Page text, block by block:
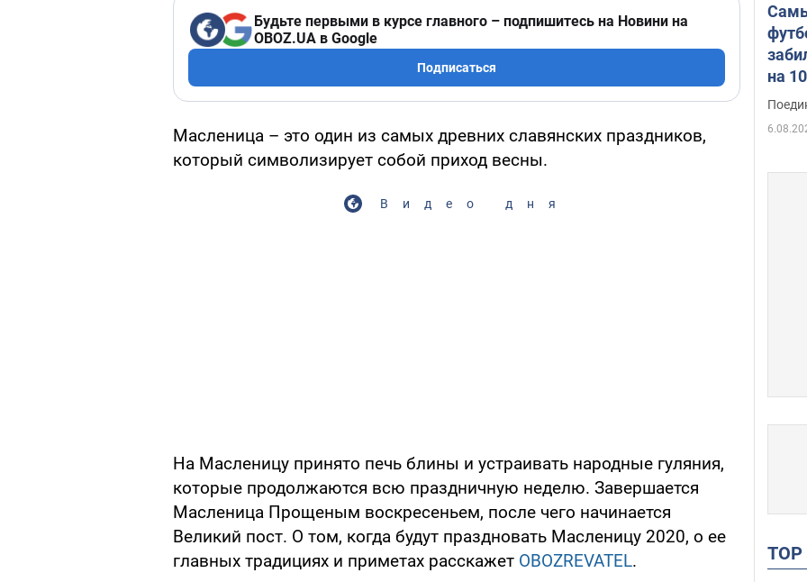
Будьте первыми в курсе главного – подпишитесь на Новини на
OBOZ.UA в Google
Подписаться
Масленица – это один из самых древних славянских праздников,
который символизирует собой приход весны.
Видео дня
На Масленицу принято печь блины и устраивать народные гуляния,
которые продолжаются всю праздничную неделю. Завершается
Масленица Прощеным воскресеньем, после чего начинается
Великий пост. О том, когда будут праздновать Масленицу 2020, о ее
главных традициях и приметах расскажет OBOZREVATEL.
на